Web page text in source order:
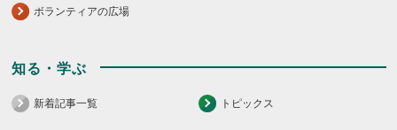
ボランティアの広場
知る・学ぶ
新着記事一覧 トピックス